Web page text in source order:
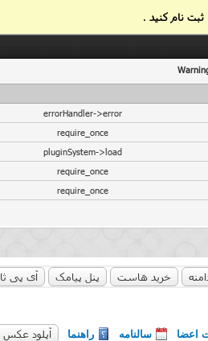
ثبت نام کنید .
errorHandler->error
require_once
pluginSystem->load
require_once
require_once
خرید هاست پنل پیامک آی پی
اعضا سالنامه راهنما آپلود عکس